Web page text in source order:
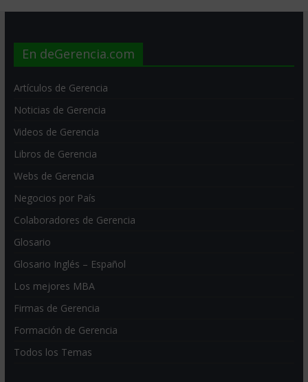
En deGerencia.com
Artículos de Gerencia
Noticias de Gerencia
Videos de Gerencia
Libros de Gerencia
Webs de Gerencia
Negocios por País
Colaboradores de Gerencia
Glosario
Glosario Inglés – Español
Los mejores MBA
Firmas de Gerencia
Formación de Gerencia
Todos los Temas